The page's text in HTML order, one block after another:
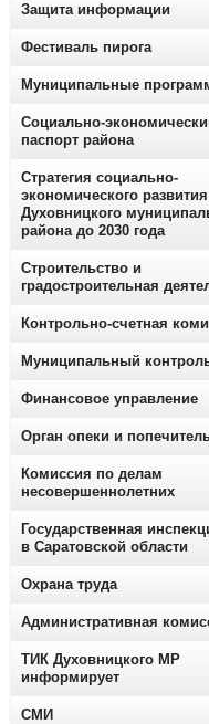
Защита информации
Фестиваль пирога
Муниципальные
Социально-
паспорт района
Стратегия социально-
экономического развития
Духовницкого
района до 2030 года
Строительство и
градостроительная
Контрольно-счетная
Муниципальный
Финансовое управление
Орган опеки и
Комиссия по делам
несовершеннолетних
Государственная
в Саратовской области
Охрана труда
Административная
ТИК Духовницкого МР
информирует
СМИ